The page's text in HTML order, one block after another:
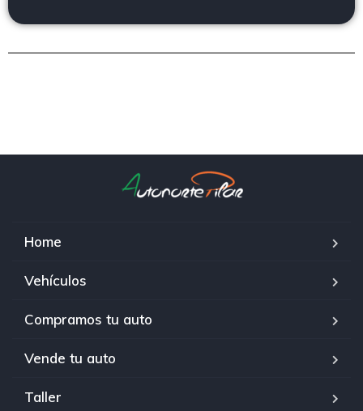
Home
Vehículos
Compramos tu auto
Vende tu auto
Taller